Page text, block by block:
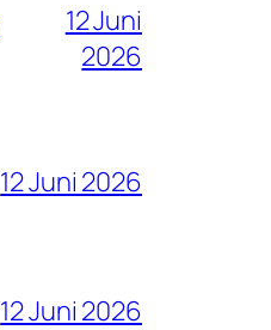
12 Juni
2026
12 Juni 2026
12 Juni 2026